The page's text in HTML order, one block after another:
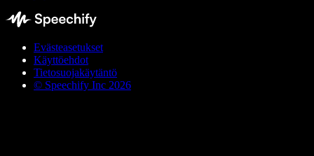
Evästeasetukset
Käyttöehdot
Tietosuojakäytäntö
© Speechify Inc 2026